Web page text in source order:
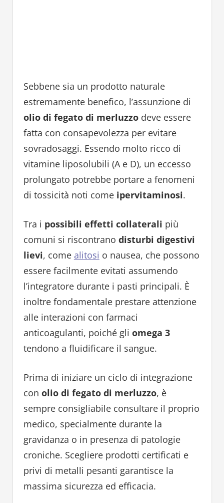
Sebbene sia un prodotto naturale
estremamente benefico, l’assunzione di
olio di fegato di merluzzodeve essere
fatta con consapevolezza per evitare
sovradosaggi. Essendo molto ricco di
vitamine liposolubili (A e D), un eccesso
prolungato potrebbe portare a fenomeni
di tossicità noti come ipervitaminosi.
Tra i possibili effetti collaterali più
comuni si riscontrano disturbi digestivi
lievi, come alitosi o nausea, che possono
essere facilmente evitati assumendo
l’integratore durante i pasti principali. È
inoltre fondamentale prestare attenzione
alle interazioni con farmaci
anticoagulanti, poiché gli omega 3
tendono a fluidificare il sangue.
Prima di iniziare un ciclo di integrazione
con olio di fegato di merluzzo, è
sempre consigliabile consultare il proprio
medico, specialmente durante la
gravidanza o in presenza di patologie
croniche. Scegliere prodotti certificati e
privi di metalli pesanti garantisce la
massima sicurezza ed efficacia.